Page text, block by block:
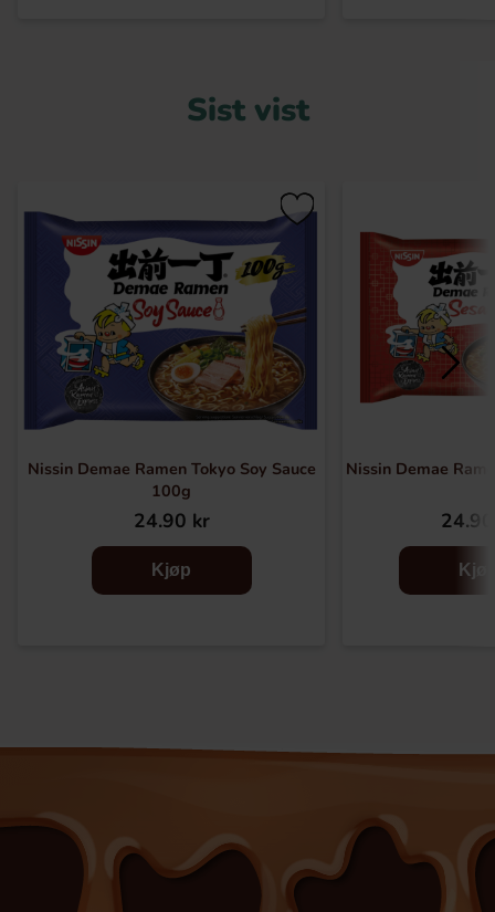
Sist vist
Nissin Demae Ramen Tokyo Soy Sauce
100g
24.90 kr
Kjøp
Nissin Demae